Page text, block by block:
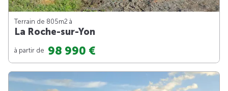
Terrain de 805m2 à
La Roche-sur-Yon
à partir de 98 990 €